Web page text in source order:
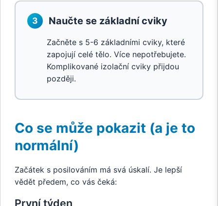
3 Naučte se základní cviky
Začněte s 5-6 základními cviky, které
zapojují celé tělo. Více nepotřebujete.
Komplikované izolační cviky přijdou
později.
Co se může pokazit (a je to
normální)
Začátek s posilováním má svá úskalí. Je lepší
vědět předem, co vás čeká:
První týden